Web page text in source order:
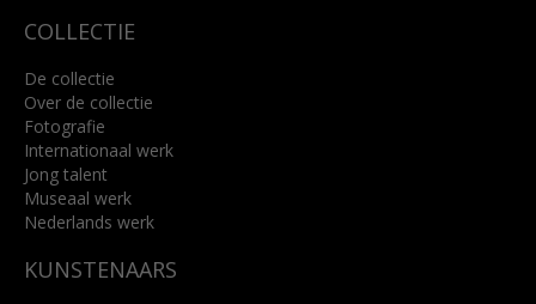
COLLECTIE
De collectie
Over de collectie
Fotografie
Internationaal werk
Jong talent
Museaal werk
Nederlands werk
KUNSTENAARS